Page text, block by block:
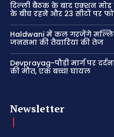
दिल्ली बैठक के बाद एक्शन मोड
के बीच रहने और 23 सीटों पर
Haldwani में कल गरजेंगे
जनसभा की तैयारियां की तेज
Devprayag-पौड़ी मार्ग पर
की मौत, एक बच्चा घायल
Newsletter